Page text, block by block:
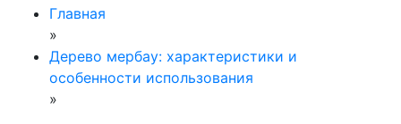
Главная
»
Дерево мербау: характеристики и
особенности использования
»